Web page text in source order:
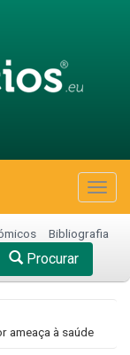
Bibliografia
Procurar
ameaça à saúde